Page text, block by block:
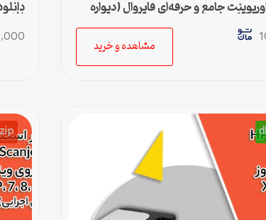
جامع و حرفه‌ای فایروال (دیواره
ارائه و پروژه
مشاهده و خرید
zip